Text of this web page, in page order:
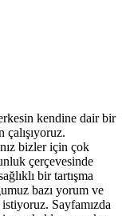
kendine dair bir
çalışıyoruz.
bizler için çok
çerçevesinde
bir tartışma
bazı yorum ve
Sayfamızda